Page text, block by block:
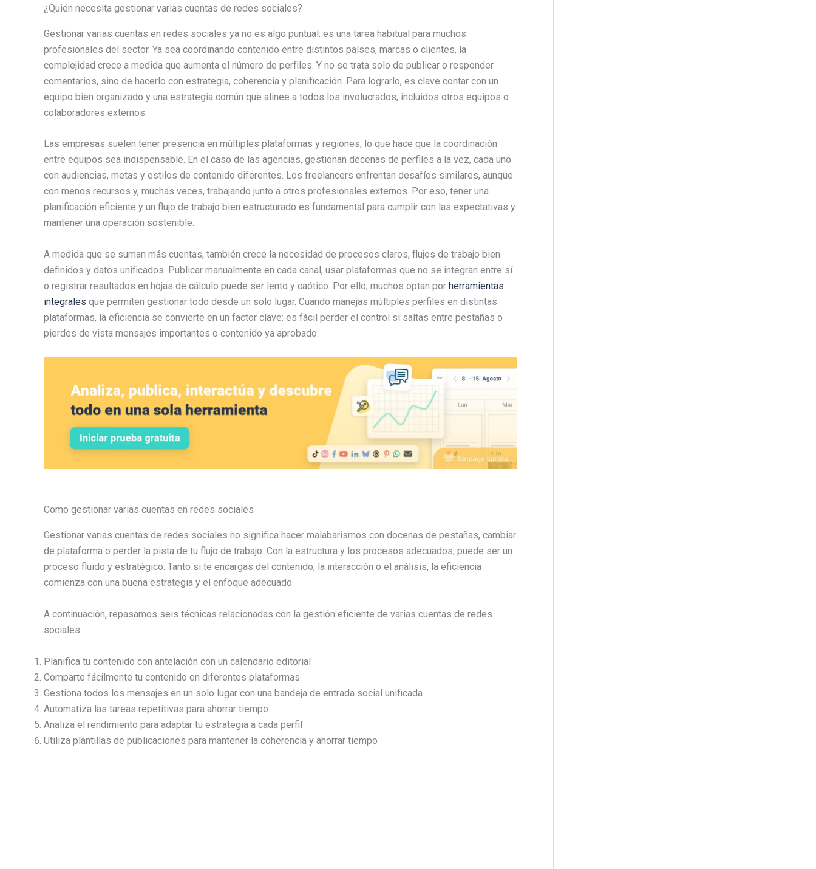
¿Quién necesita gestionar varias cuentas de redes sociales?
Gestionar varias cuentas en redes sociales ya no es algo puntual: es una tarea habitual para muchos
profesionales del sector. Ya sea coordinando contenido entre distintos países, marcas o clientes, la
complejidad crece a medida que aumenta el número de perfiles. Y no se trata solo de publicar o responder
comentarios, sino de hacerlo con estrategia, coherencia y planificación. Para lograrlo, es clave contar con un
equipo bien organizado y una estrategia común que alinee a todos los involucrados, incluidos otros equipos o
colaboradores externos.
Las empresas suelen tener presencia en múltiples plataformas y regiones, lo que hace que la coordinación
entre equipos sea indispensable. En el caso de las agencias, gestionan decenas de perfiles a la vez, cada uno
con audiencias, metas y estilos de contenido diferentes. Los freelancers enfrentan desafíos similares, aunque
con menos recursos y, muchas veces, trabajando junto a otros profesionales externos. Por eso, tener una
planificación eficiente y un flujo de trabajo bien estructurado es fundamental para cumplir con las expectativas y
mantener una operación sostenible.
A medida que se suman más cuentas, también crece la necesidad de procesos claros, flujos de trabajo bien
definidos y datos unificados. Publicar manualmente en cada canal, usar plataformas que no se integran entre sí
o registrar resultados en hojas de cálculo puede ser lento y caótico. Por ello, muchos optan por herramientas
integrales que permiten gestionar todo desde un solo lugar. Cuando manejas múltiples perfiles en distintas
plataformas, la eficiencia se convierte en un factor clave: es fácil perder el control si saltas entre pestañas o
pierdes de vista mensajes importantes o contenido ya aprobado.
Como gestionar varias cuentas en redes sociales
Gestionar varias cuentas de redes sociales no significa hacer malabarismos con docenas de pestañas, cambiar
de plataforma o perder la pista de tu flujo de trabajo. Con la estructura y los procesos adecuados, puede ser un
proceso fluido y estratégico. Tanto si te encargas del contenido, la interacción o el análisis, la eficiencia
comienza con una buena estrategia y el enfoque adecuado.
A continuación, repasamos seis técnicas relacionadas con la gestión eficiente de varias cuentas de redes
sociales:
Planifica tu contenido con antelación con un calendario editorial
Comparte fácilmente tu contenido en diferentes plataformas
Gestiona todos los mensajes en un solo lugar con una bandeja de entrada social unificada
Automatiza las tareas repetitivas para ahorrar tiempo
Analiza el rendimiento para adaptar tu estrategia a cada perfil
Utiliza plantillas de publicaciones para mantener la coherencia y ahorrar tiempo